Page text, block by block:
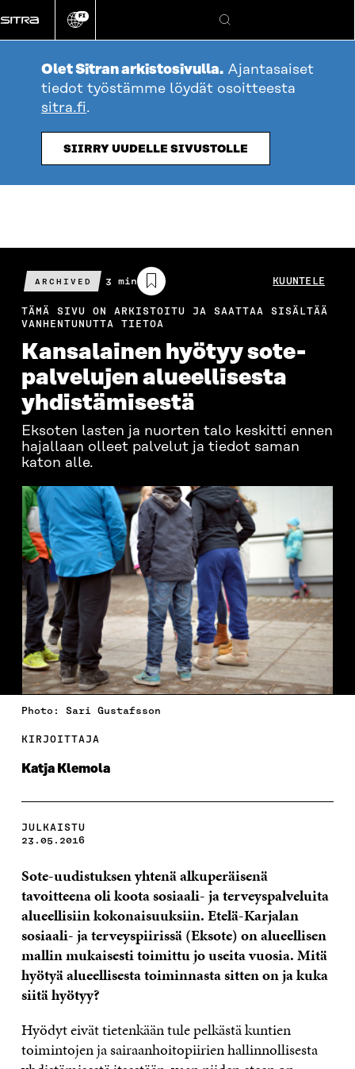
suoraan
sisältöön
Vaihda
kieli
FI
Hae
Olet Sitran arkistosivulla. Ajantasaiset
tiedot työstämme löydät osoitteesta
sitra.fi.
SIIRRY UUDELLE SIVUSTOLLE
ARCHIVED
Arvioitu
lukuaika
3 min KUUNTELE
TÄMÄ SIVU ON ARKISTOITU JA SAATTAA SISÄLTÄÄ
VANHENTUNUTTA TIETOA
Kansalainen hyötyy sote-
palvelujen alueellisesta
yhdistämisestä
Eksoten lasten ja nuorten talo keskitti ennen
hajallaan olleet palvelut ja tiedot saman
katon alle.
Photo: Sari Gustafsson
KIRJOITTAJA
Katja Klemola
JULKAISTU
23.05.2016
Sote-uudistuksen yhtenä alkuperäisenä
tavoitteena oli koota sosiaali- ja terveyspalveluita
alueellisiin kokonaisuuksiin. Etelä-Karjalan
sosiaali- ja terveyspiirissä (Eksote) on alueellisen
mallin mukaisesti toimittu jo useita vuosia. Mitä
hyötyä alueellisesta toiminnasta sitten on ja kuka
siitä hyötyy?
Hyödyt eivät tietenkään tule pelkästä kuntien
toimintojen ja sairaanhoitopiirien hallinnollisesta